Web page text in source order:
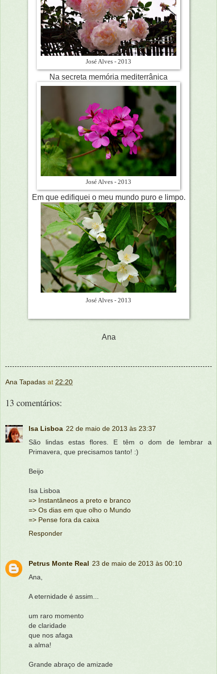
José Alves - 2013
Na secreta memória mediterrânica
José Alves - 2013
Em que edifiquei o meu mundo puro e limpo.
José Alves - 2013
Ana
Ana Tapadas at 22:20
13 comentários:
Isa Lisboa 22 de maio de 2013 às 23:37
São lindas estas flores. E têm o dom de lembrar a
Primavera, que precisamos tanto! :)
Beijo
Isa Lisboa
=> Instantâneos a preto e branco
=> Os dias em que olho o Mundo
=> Pense fora da caixa
Responder
Petrus Monte Real 23 de maio de 2013 às 00:10
Ana,
A eternidade é assim...
um raro momento
de claridade
que nos afaga
a alma!
Grande abraço de amizade